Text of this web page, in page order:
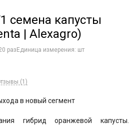
семена капусты
| Alexagro)
раз Единица измерения: шт
(1)
в новый сегмент
гибрид оранжевой капусты.